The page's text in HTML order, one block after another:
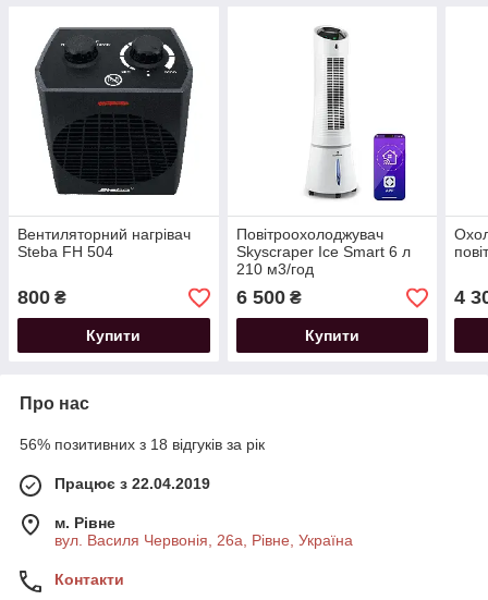
Вентиляторний нагрівач
Steba FH 504
800 ₴
Купити
Повітроохолоджувач
Skyscraper Ice Smart 6 л
210 м3/год
6 500₴
Купити
4
Про нас
56% позитивних з 18 відгуків за рік
Працює з 22.04.2019
м. Рівне
вул. Василя Червонія, 26а, Рівне, Україна
Контакти